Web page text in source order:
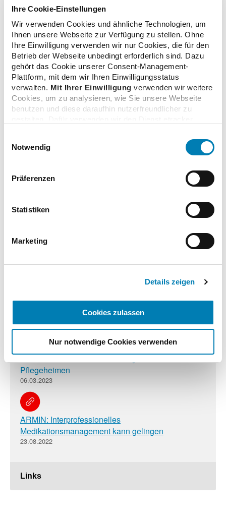
Ihre Cookie-Einstellungen
Wir verwenden Cookies und ähnliche Technologien, um
Ihnen unsere Webseite zur Verfügung zu stellen. Ohne
Ihre Einwilligung verwenden wir nur Cookies, die für den
Betrieb der Webseite unbedingt erforderlich sind. Dazu
gehört das Cookie unserer Consent-Management-
Plattform, mit dem wir Ihren Einwilligungsstatus
verwalten. Mit Ihrer Einwilligung verwenden wir weitere
Cookies, um zu analysieren, wie Sie unsere Webseite
benutzen und diese daraufhin nutzerfreundlicher zu
Adresse und Ihr Surfverhalten verarbeitet. Mit einem
Klick auf „Cookies zulassen“ stimmen Sie der
erforderlichen Cookies zu. Über die Schaltfläche „Nur
notwendige Cookies verwenden“ können Sie die nicht
unteren Regler Ihre persönlichen Bedürfnisse individuell
einstellen. Sie können Ihre Einwilligung jederzeit mit
Datenschutzhinweisen.
Impressum
Notwendig
Präferenzen
Statistiken
Marketing
Details zeigen
Cookies zulassen
Nur notwendige Cookies verwenden
zurück zur Übersicht
Zusatzinformationen
Verwandte Nachrichten
Links
Apothekenbesuch: Ministerin kritisiert Reformpläne
des BMG
Pharmazeutische Dienstleistungen in Alten- und
Pflegeheimen
06.03.2023
ARMIN: Interprofessionelles
Medikationsmanagement kann gelingen
23.08.2022